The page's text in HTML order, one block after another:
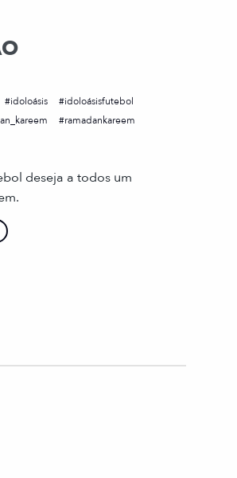
idoloásis
idoloásisfutebol
ramadankareem
deseja a todos um